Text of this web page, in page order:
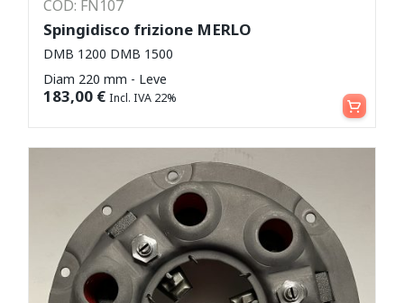
COD: FN107
Spingidisco frizione MERLO
DMB 1200 DMB 1500
Diam 220 mm - Leve
183,00 € Incl. IVA 22% Aggiungi al carrello